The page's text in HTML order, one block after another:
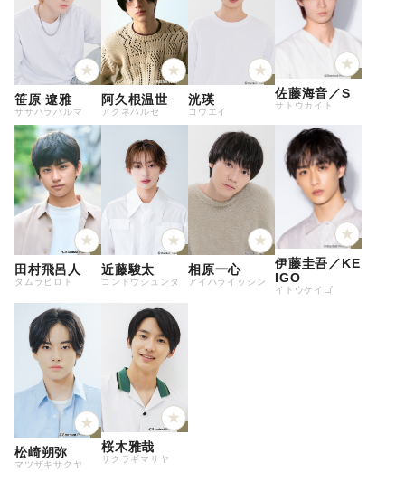
笹原 遼雅
ササハラハルマ
阿久根温世
アクネハルセ
洸瑛
コウエイ
佐藤海音／S
サトウカイト
田村飛呂人
タムラヒロト
近藤駿太
コンドウシュンタ
相原一心
アイハライッシン
伊藤圭吾／KE
IGO
イトウケイゴ
松崎朔弥
マツザキサクヤ
桜木雅哉
サクラギマサヤ